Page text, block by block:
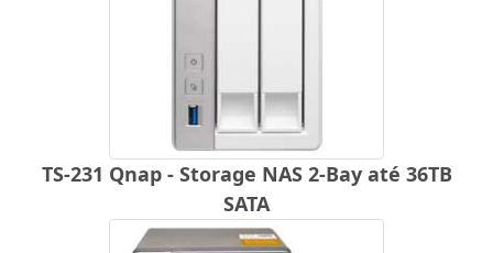
TS-231 Qnap - Storage NAS 2-Bay até 36TB
SATA